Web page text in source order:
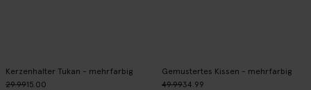
Kerzenhalter Tukan - mehrfarbig
29.9915.00
Gemustertes Kissen - mehrfarbig
49.9934.99